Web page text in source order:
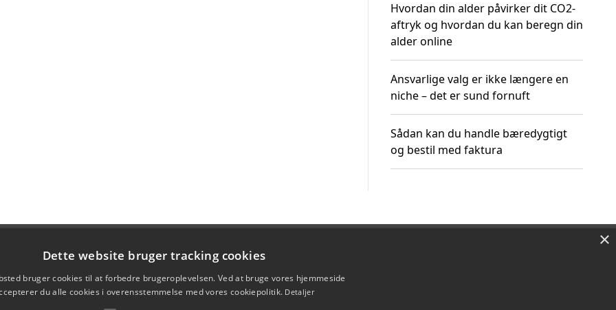
Hvordan din alder påvirker dit CO2-
aftryk og hvordan du kan beregn din
alder online
Ansvarlige valg er ikke længere en
niche – det er sund fornuft
Sådan kan du handle bæredygtigt
og bestil med faktura
×
Dette website bruger tracking cookies
bruger cookies til at forbedre brugeroplevelsen. Ved at bruge vores hjemmeside
du alle cookies i overensstemmelse med vores cookiepolitik. Detaljer